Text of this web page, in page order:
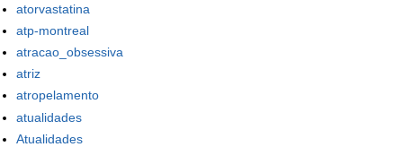
atorvastatina
atp-montreal
atracao_obsessiva
atriz
atropelamento
atualidades
Atualidades